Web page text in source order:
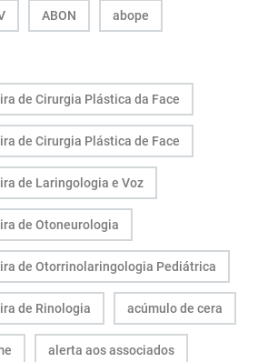
ABON abope
de Cirurgia Plástica da Face
de Cirurgia Plástica de Face
de Laringologia e Voz
de Otoneurologia
de Otorrinolaringologia Pediátrica
de Rinologia acúmulo de cera
alerta aos associados